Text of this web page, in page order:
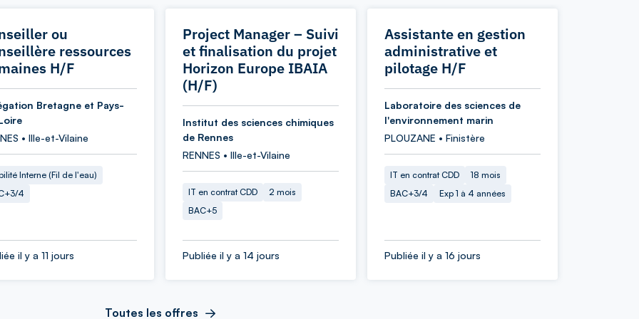
ou
ressources
H/F
Bretagne et Pays-
• Ille-et-Vilaine
Interne (Fil de l'eau)
4
il y a 11 jours
Project Manager – Suivi
et finalisation du projet
Horizon Europe IBAIA
(H/F)
Institut des sciences chimiques
de Rennes
RENNES • Ille-et-Vilaine
IT en contrat CDD
2 mois
BAC+5
Publiée il y a 14 jours
Assistante en gestion
administrative et
pilotage H/F
Laboratoire des sciences de
l'environnement marin
PLOUZANE • Finistère
IT en contrat CDD
18 mois
BAC+3/4
Exp 1 à 4 années
Publiée il y a 16 jours
Toutes les offres